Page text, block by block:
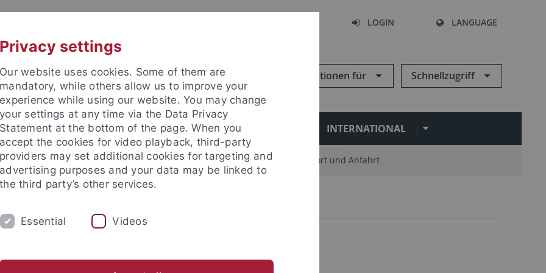
LOGIN LANGUAGE
Informationen für Schnellzugriff
STUDIUM FORSCHUNG EINRICHTUNGEN INTERNATIONAL
und Publikationen Campusleben Im Dialog Karriere Standort und Anfahrt
Privacy settings
Our website uses cookies. Some of them are
mandatory, while others allow us to improve your
experience while using our website. You may change
your settings at any time via the Data Privacy
Statement at the bottom of the page. When you
accept the cookies for video playback, third-party
providers may set additional cookies for targeting and
advertising purposes and your data may be linked to
the third party’s other services.
Essential Videos